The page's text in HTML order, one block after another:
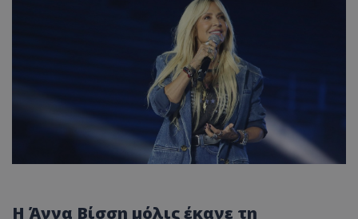
H Άννα Βίσση μόλις έκανε τη